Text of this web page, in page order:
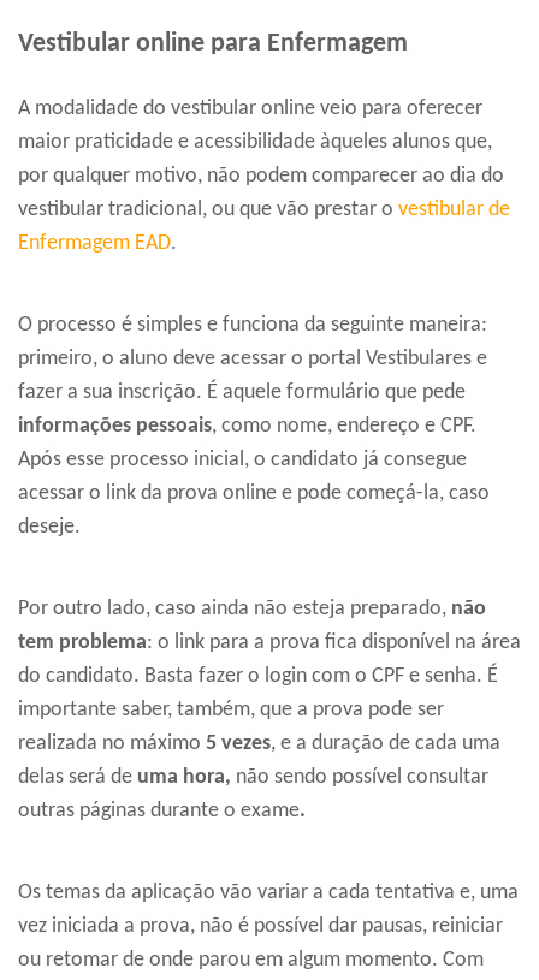
Vestibular online para Enfermagem
A modalidade do vestibular online veio para oferecer
maior praticidade e acessibilidade àqueles alunos que,
por qualquer motivo, não podem comparecer ao dia do
vestibular tradicional, ou que vão prestar o vestibular de
Enfermagem EAD.
O processo é simples e funciona da seguinte maneira:
primeiro, o aluno deve acessar o portal Vestibulares e
fazer a sua inscrição. É aquele formulário que pede
informações pessoais, como nome, endereço e CPF.
Após esse processo inicial, o candidato já consegue
acessar o link da prova online e pode começá-la, caso
deseje.
Por outro lado, caso ainda não esteja preparado, não
tem problema: o link para a prova fica disponível na área
do candidato. Basta fazer o login com o CPF e senha. É
importante saber, também, que a prova pode ser
realizada no máximo 5 vezes, e a duração de cada uma
delas será de uma hora, não sendo possível consultar
outras páginas durante o exame.
Os temas da aplicação vão variar a cada tentativa e, uma
vez iniciada a prova, não é possível dar pausas, reiniciar
ou retomar de onde parou em algum momento. Com